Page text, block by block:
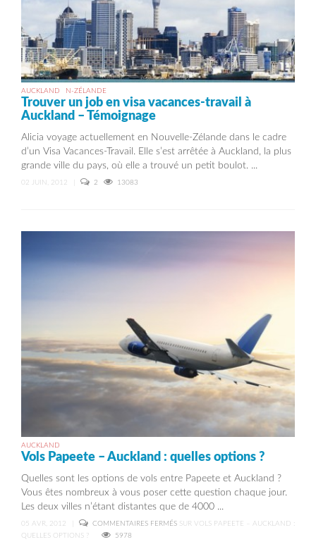
AUCKLAND N-ZÉLANDE
Trouver un job en visa vacances-travail à
Auckland – Témoignage
Alicia voyage actuellement en Nouvelle-Zélande dans le cadre
d’un Visa Vacances-Travail. Elle s’est arrêtée à Auckland, la plus
grande ville du pays, où elle a trouvé un petit boulot. ...
02 JUIN, 2012 2 13083
AUCKLAND
Vols Papeete – Auckland : quelles options ?
Quelles sont les options de vols entre Papeete et Auckland ?
Vous êtes nombreux à vous poser cette question chaque jour.
Les deux villes n’étant distantes que de 4000 ...
05 AVR, 2012 COMMENTAIRES FERMÉS SUR VOLS PAPEETE – AUCKLAND :
QUELLES OPTIONS ?
5978